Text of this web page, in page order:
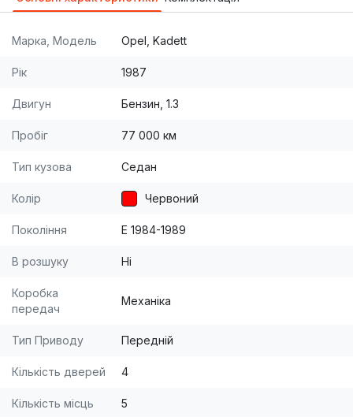
номерах.
Марка, Модель Opel, Kadett
Рік 1987
Двигун Бензин, 1.3
Пробіг 77 000 км
Тип кузова Седан
Колір Червоний
Покоління E 1984-1989
В розшуку Ні
Коробка
передач
Механіка
Тип Приводу Передній
Кількість дверей 4
Кількість місць 5